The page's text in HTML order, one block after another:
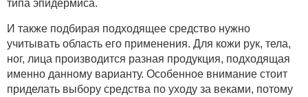
типа эпидермиса.
И также подбирая подходящее средство нужно
учитывать область его применения. Для кожи рук, тела,
ног, лица производится разная продукция, подходящая
именно данному варианту. Особенное внимание стоит
приделать выбору средства по уходу за веками, потому